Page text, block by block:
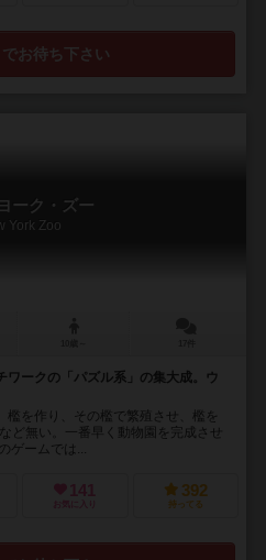
お待ち下さい
ーク・ズー
York Zoo
ワークの「パズル系」の集大成。ウ
檻を作り、その檻で繁殖させ、檻を
ど無い。一番早く動物園を完成させ
ゲームでは...
141
お気に入り
392
持ってる